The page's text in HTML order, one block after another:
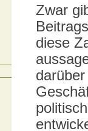
Zwar
diese